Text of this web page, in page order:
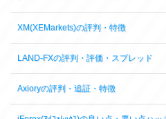
XM(XEMarkets)の評判・特徴
LAND-FXの評判・評価・スプレッド
Axioryの評判・追証・特徴